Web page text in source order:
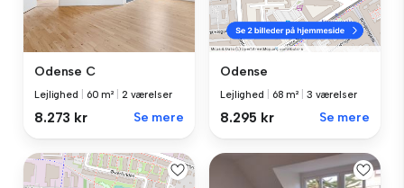
Odense C
Lejlighed 60 m² 2 værelser
8.273 kr Se mere
Odense
Lejlighed 68 m² 3 værelser
8.295 kr Se mere